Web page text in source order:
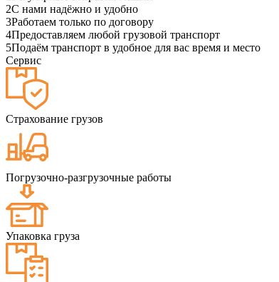
2С нами надёжно и удобно
3Работаем только по договору
4Предоставляем любой грузовой транспорт
5Подаём транспорт в удобное для вас время и место
Сервис
Страхование грузов
Погрузочно-разгрузочные работы
Упаковка груза